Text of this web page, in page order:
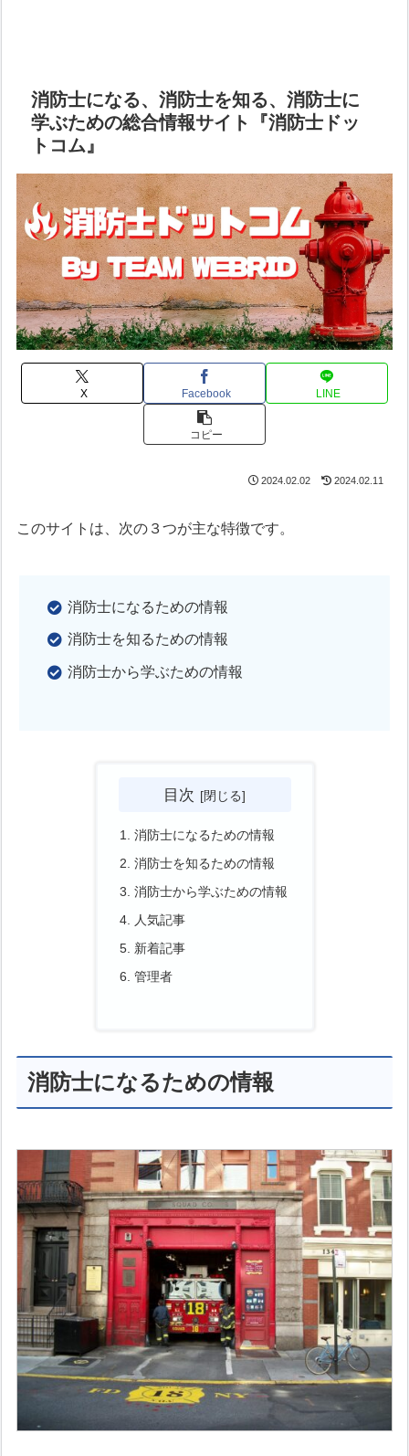
消防士になる、消防士を知る、消防士に
学ぶための総合情報サイト『消防士ドッ
トコム』
X Facebook LINE
コピー
2024.02.02 2024.02.11
このサイトは、次の３つが主な特徴です。
消防士になるための情報
消防士を知るための情報
消防士から学ぶための情報
目次
消防士になるための情報
消防士を知るための情報
消防士から学ぶための情報
人気記事
新着記事
管理者
消防士になるための情報